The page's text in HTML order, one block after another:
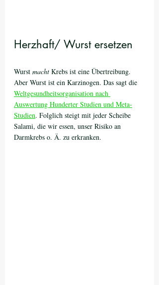
Herzhaft/ Wurst ersetzen
Wurst macht Krebs ist eine Übertreibung.
Aber Wurst ist ein Karzinogen. Das sagt die
Weltgesundheitsorganisation nach
Auswertung Hunderter Studien und Meta-
Studien. Folglich steigt mit jeder Scheibe
Salami, die wir essen, unser Risiko an
Darmkrebs o. Ä. zu erkranken.